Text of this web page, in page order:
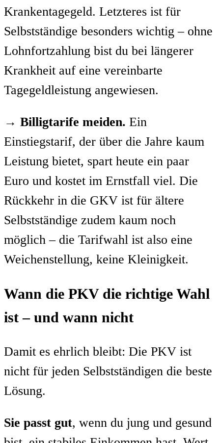
Krankentagegeld. Letzteres ist für
Selbstständige besonders wichtig – ohne
Lohnfortzahlung bist du bei längerer
Krankheit auf eine vereinbarte
Tagegeldleistung angewiesen.
→ Billigtarife meiden. Ein
Einstiegstarif, der über die Jahre kaum
Leistung bietet, spart heute ein paar
Euro und kostet im Ernstfall viel. Die
Rückkehr in die GKV ist für ältere
Selbstständige zudem kaum noch
möglich – die Tarifwahl ist also eine
Weichenstellung, keine Kleinigkeit.
Wann die PKV die richtige Wahl
ist – und wann nicht
Damit es ehrlich bleibt: Die PKV ist
nicht für jeden Selbstständigen die beste
Lösung.
Sie passt gut, wenn du jung und gesund